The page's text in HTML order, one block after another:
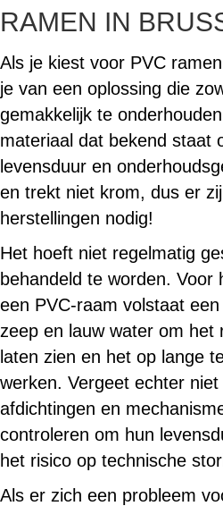
RAMEN IN
Als je kiest voor PVC
je van een oplossing die
gemakkelijk te
materiaal dat bekend staat
levensduur en
en trekt niet krom, dus er
herstellingen nodig!
Het hoeft niet regelmatig
behandeld te worden. Voor
een PVC-raam volstaat
zeep en lauw water om het
laten zien en het op lange
werken. Vergeet echter
afdichtingen en
controleren om hun
het risico op technische
Als er zich een probleem